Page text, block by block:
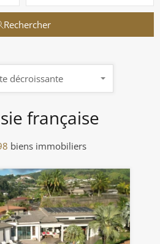
Rechercher
française
biens immobiliers
décroissante